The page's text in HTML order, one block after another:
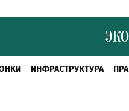
ИНФРАСТРУКТУРА